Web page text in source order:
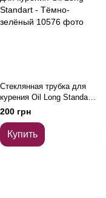
Стеклянная трубка для
курения Oil Long Standart
- Тёмно-зелёный
200 грн
Купить